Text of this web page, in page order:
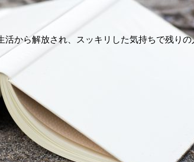
から解放され、スッキリした気持ちで残り